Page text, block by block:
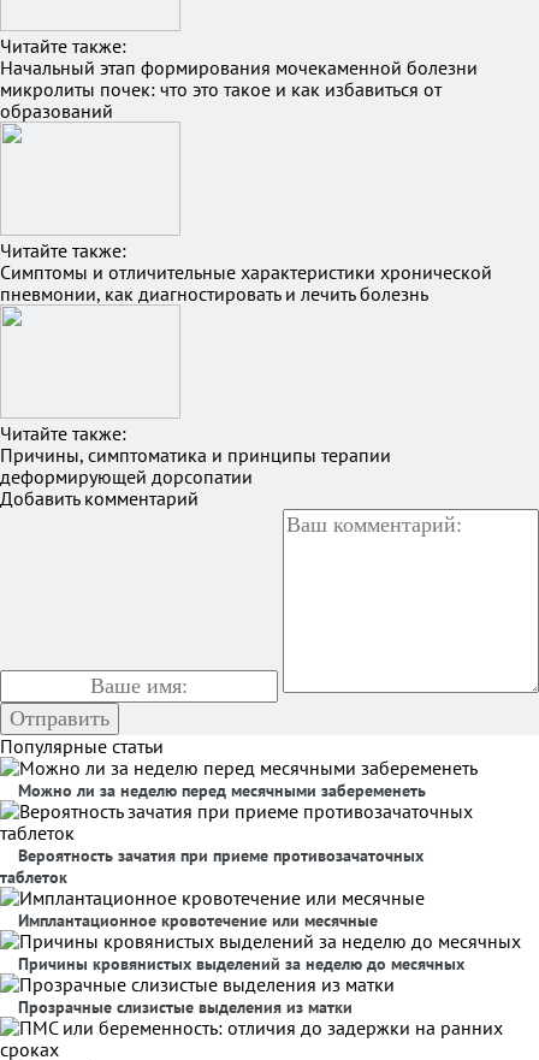
Читайте также:
Начальный этап формирования мочекаменной болезни
микролиты почек: что это такое и как избавиться от
образований
Читайте также:
Симптомы и отличительные характеристики хронической
пневмонии, как диагностировать и лечить болезнь
Читайте также:
Причины, симптоматика и принципы терапии
деформирующей дорсопатии
Добавить комментарий
Популярные статьи
Можно ли за неделю перед месячными забеременеть
Вероятность зачатия при приеме противозачаточных
таблеток
Имплантационное кровотечение или месячные
Причины кровянистых выделений за неделю до месячных
Прозрачные слизистые выделения из матки